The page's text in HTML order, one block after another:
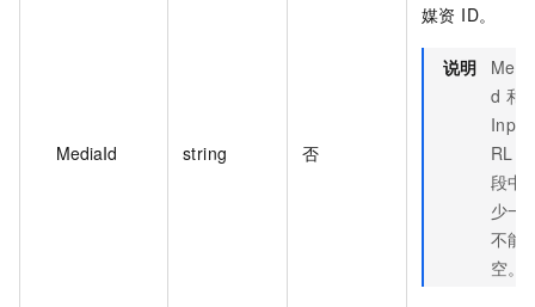
MediaId string 否
媒资 ID。
说明
d 和
RL 字
段中
少一
不能
空。